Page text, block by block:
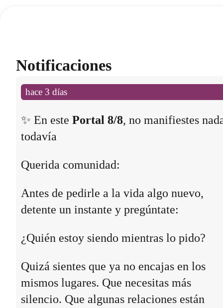
Notificaciones
hace 3 días
✨ En este Portal 8/8, no manifiestes
todavía
Querida comunidad:
Antes de pedirle a la vida algo nuevo,
detente un instante y pregúntate:
¿Quién estoy siendo mientras lo pido?
Quizá sientes que ya no encajas en los
mismos lugares. Que necesitas más
silencio. Que algunas relaciones están